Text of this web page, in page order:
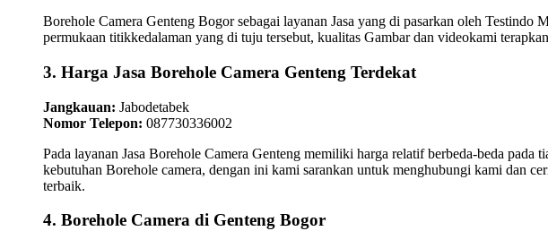
Borehole Camera Genteng Bogor sebagai layanan Jasa yang di pasarkan oleh
permukaan titikkedalaman yang di tuju tersebut, kualitas Gambar dan videokami
3. Harga Jasa Borehole Camera Genteng Terdekat
Jangkauan: Jabodetabek
Nomor Telepon: 087730336002
Pada layanan Jasa Borehole Camera Genteng memiliki harga relatif berbeda-beda
kebutuhan Borehole camera, dengan ini kami sarankan untuk menghubungi kami dan
terbaik.
4. Borehole Camera di Genteng Bogor